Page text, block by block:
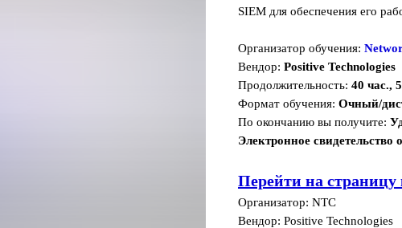
SIEM для обеспечения его
Организатор обучения:
Вендор: Positive Technologies
Продолжительность: 40 час.,
Формат обучения: Очный/
По окончанию вы получите:
Электронное
Перейти на страницу
Организатор: NTC
Вендор: Positive Technologies